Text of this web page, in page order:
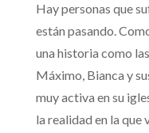
Hay personas que
están pasando.
una historia como
Máximo, Bianca y
muy activa en su
la realidad en la que